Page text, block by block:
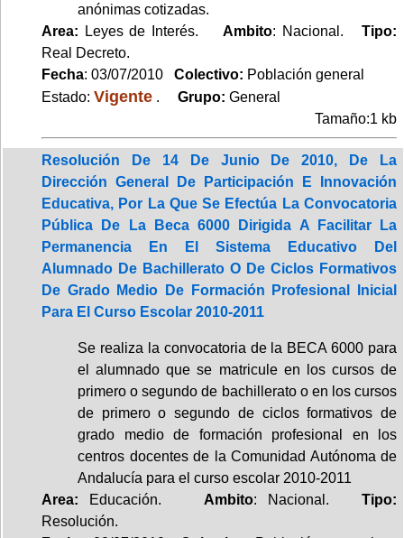
anónimas cotizadas.
Area: Leyes de Interés.Ambito: Nacional.Tipo:
Real Decreto.
Fecha: 03/07/2010 Colectivo: Población general
Estado: Vigente . Grupo: General
Tamaño:1 kb
Resolución De 14 De Junio De 2010, De La
Dirección General De Participación E Innovación
Educativa, Por La Que Se Efectúa La Convocatoria
Pública De La Beca 6000 Dirigida A Facilitar La
Permanencia En El Sistema Educativo Del
Alumnado De Bachillerato O De Ciclos Formativos
De Grado Medio De Formación Profesional Inicial
Para El Curso Escolar 2010-2011
Se realiza la convocatoria de la BECA 6000 para
el alumnado que se matricule en los cursos de
primero o segundo de bachillerato o en los cursos
de primero o segundo de ciclos formativos de
grado medio de formación profesional en los
centros docentes de la Comunidad Autónoma de
Andalucía para el curso escolar 2010-2011
Area: Educación. Ambito: Nacional.Tipo:
Resolución.